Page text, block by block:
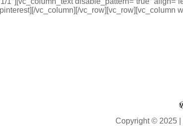
vc_column][/vc_row][vc_row][vc_column
Copyright © 2025 |